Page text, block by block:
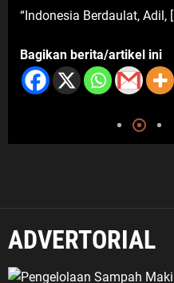
ADVERTORIAL